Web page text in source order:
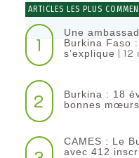
ARTICLES LES PLUS
1
Une
Burkina Faso
s’explique | 12
2
Burkina : 18
bonnes
CAMES : Le
avec 412